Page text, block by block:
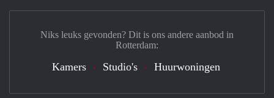
Niks leuks gevonden? Dit is ons andere aanbod in
Rotterdam:
Kamers Studio's Huurwoningen